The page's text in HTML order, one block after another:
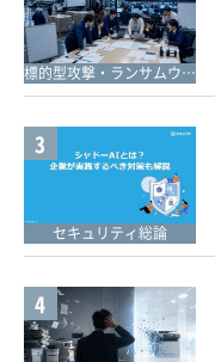
標的型攻撃・ランサムウェア対策
3
セキュリティ総論
4